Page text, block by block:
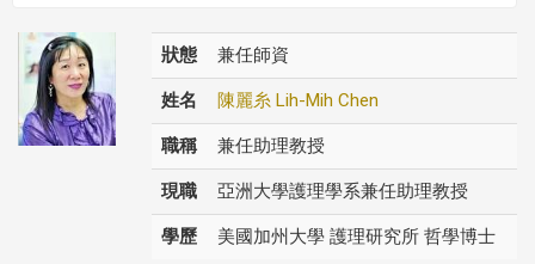
狀態 兼任師資
姓名 陳麗糸 Lih-Mih Chen
職稱 兼任助理教授
現職 亞洲大學護理學系兼任助理教授
學歷 美國加州大學 護理研究所 哲學博士